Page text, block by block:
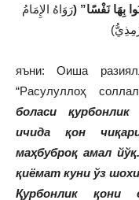
بِهَا نَفْسًا” (رَوَاهُ الإِمَامُ
яъни: Оиша
“Расулуллоҳ
боласи қурбонлик
ичида қон
маҳбуброқ амал
қиёмат куни ўз
Қурбонлик